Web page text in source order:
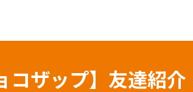
コザップ】友達紹